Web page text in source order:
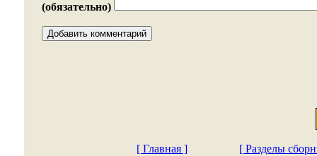
(обязательно)
[ Главная ]
[ Разделы